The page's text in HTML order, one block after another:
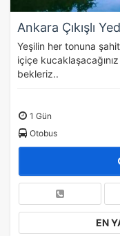
Ankara Çıkışlı
Yeşilin her tonuna
içiçe
bekleriz..
1 Gün
Otobus
EN